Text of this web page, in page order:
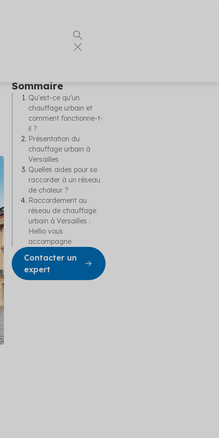
partenaire
du
vous les
conseils
Sommaire
Qu'est-ce qu'un
chauffage urbain et
comment fonctionne-t-
il ?
Présentation du
chauffage urbain à
Versailles
Quelles aides pour se
raccorder à un réseau
de chaleur ?
Raccordement au
réseau de chauffage
urbain à Versailles :
Hellio vous
accompagne
Contacter un
expert